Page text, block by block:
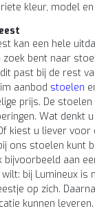
kleur, model
kan een hele
bent naar
past bij de rest
aanbod stoelen
prijs. De
Wat denkt
kiest u liever voor
ons stoelen kunt
bijvoorbeeld aan
bij Lumineux is
op zich.
kunnen leveren.